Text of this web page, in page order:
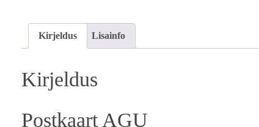
Kirjeldus Lisainfo
Kirjeldus
Postkaart AGU